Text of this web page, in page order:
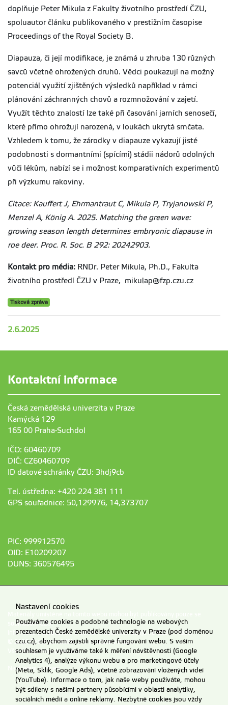
doplňuje Peter Mikula z Fakulty životního prostředí ČZU,
spoluautor článku publikovaného v prestižním časopise
Proceedings of the Royal Society B.
Diapauza, či její modifikace, je známá u zhruba 130 různých
savců včetně ohrožených druhů. Vědci poukazují na možný
potenciál využití zjištěných výsledků například v rámci
plánování záchranných chovů a rozmnožování v zajetí.
Využít těchto znalostí lze také při časování jarních senosečí,
které přímo ohrožují narozená, v loukách ukrytá srnčata.
Vzhledem k tomu, že zárodky v diapauze vykazují jisté
podobnosti s dormantními (spícími) stádii nádorů odolných
vůči lékům, nabízí se i možnost komparativních experimentů
při výzkumu rakoviny.
Citace: Kauffert J, Ehrmantraut C, Mikula P, Tryjanowski P,
Menzel A, König A. 2025. Matching the green wave:
growing season length determines embryonic diapause in
roe deer. Proc. R. Soc. B 292: 20242903.
Kontakt pro média: RNDr. Peter Mikula, Ph.D., Fakulta
životního prostředí ČZU v Praze, mikulap@fzp.czu.cz
Tisková zpráva
2.6.2025
Kontaktní informace
Česká zemědělská univerzita v Praze
Kamýcká 129
165 00 Praha-Suchdol
IČO: 60460709
DIČ: CZ60460709
ID datové schránky ČZU: 3hdj9cb
Tel. ústředna: +420 224 381 111
GPS souřadnice: 50,129976, 14,373707
PIC: 999912570
OID: E10209207
DUNS: 360576495
souhlasem ČZU.
Informace o zpracování a ochraně osobních údajů na ČZU v Praze.
© 2026 Česká zemědělská univerzita v Praze
Všechna práva vyhrazena
Nastavení cookies
Nastavení cookies
Používáme cookies a podobné technologie na webových
prezentacích České zemědělské univerzity v Praze (pod doménou
czu.cz), abychom zajistili správné fungování webu. S vaším
souhlasem je využíváme také k měření návštěvnosti (Google
Analytics 4), analýze výkonu webu a pro marketingové účely
(Meta, Sklik, Google Ads), včetně zobrazování vložených videí
(YouTube). Informace o tom, jak naše weby používáte, mohou
být sdíleny s našimi partnery působícími v oblasti analytiky,
sociálních médií a online reklamy. Nezbytné cookies jsou vždy